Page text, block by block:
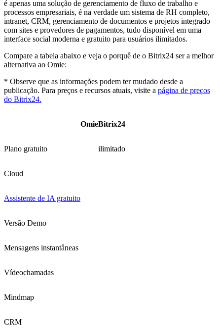
é apenas uma solução de gerenciamento de fluxo de trabalho e
processos empresariais, é na verdade um sistema de RH completo,
intranet, CRM, gerenciamento de documentos e projetos integrado
com sites e provedores de pagamentos, tudo disponível em uma
interface social moderna e gratuito para usuários ilimitados.
Compare a tabela abaixo e veja o porquê de o Bitrix24 ser a melhor
alternativa ao Omie:
* Observe que as informações podem ter mudado desde a
publicação. Para preços e recursos atuais, visite a página de preços
do Bitrix24.
OmieBitrix24
Plano gratuito ilimitado
Cloud
Assistente de IA gratuito
Versão Demo
Mensagens instantâneas
Vídeochamadas
Mindmap
CRM